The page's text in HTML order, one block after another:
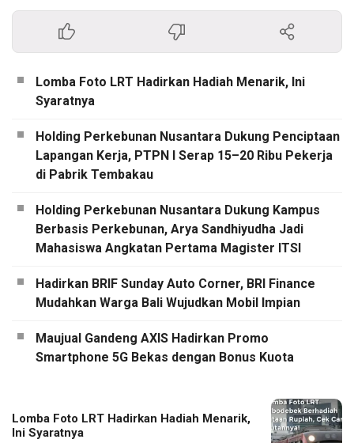
Lomba Foto LRT Hadirkan Hadiah Menarik, Ini
Syaratnya
Holding Perkebunan Nusantara Dukung Penciptaan
Lapangan Kerja, PTPN I Serap 15–20 Ribu Pekerja
di Pabrik Tembakau
Holding Perkebunan Nusantara Dukung Kampus
Berbasis Perkebunan, Arya Sandhiyudha Jadi
Mahasiswa Angkatan Pertama Magister ITSI
Hadirkan BRIF Sunday Auto Corner, BRI Finance
Mudahkan Warga Bali Wujudkan Mobil Impian
Maujual Gandeng AXIS Hadirkan Promo
Smartphone 5G Bekas dengan Bonus Kuota
Lomba Foto LRT Hadirkan Hadiah Menarik,
Ini Syaratnya